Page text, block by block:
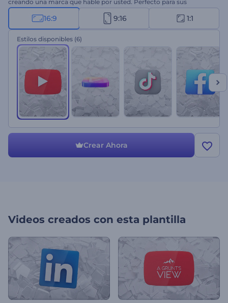
creando una marca que hable por usted. Perfecto para sus
anuncios en redes sociales, intros de canales de YouTube, intros
temáticas y mucho más. ¡Pruebe ahora mismo!
16:9 9:16 1:1
Estilos disponibles (6)
Crear Ahora
Videos creados con esta plantilla